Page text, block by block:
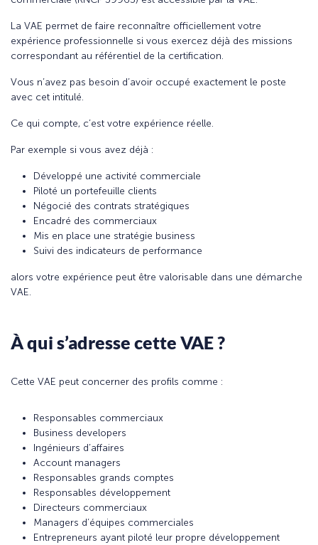
La VAE permet de faire reconnaître officiellement votre
expérience professionnelle si vous exercez déjà des missions
correspondant au référentiel de la certification.
Vous n’avez pas besoin d’avoir occupé exactement le poste
avec cet intitulé.
Ce qui compte, c’est votre expérience réelle.
Par exemple si vous avez déjà :
Développé une activité commerciale
Piloté un portefeuille clients
Négocié des contrats stratégiques
Encadré des commerciaux
Mis en place une stratégie business
Suivi des indicateurs de performance
alors votre expérience peut être valorisable dans une démarche
VAE.
À qui s’adresse cette VAE ?
Cette VAE peut concerner des profils comme :
Responsables commerciaux
Business developers
Ingénieurs d’affaires
Account managers
Responsables grands comptes
Responsables développement
Directeurs commerciaux
Managers d’équipes commerciales
Entrepreneurs ayant piloté leur propre développement